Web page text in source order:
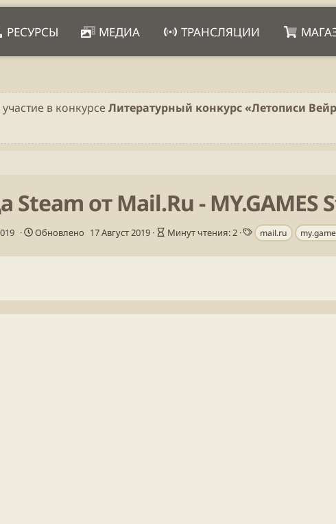
РЕСУРСЫ МЕДИА ТРАНСЛЯЦИИ
в конкурсе Литературный конкурс «Летописи
Steam от Mail.Ru - MY.GAMES
Обновлено 17 Август 2019
В
е
Минут чтения: 2
Т
е
г
mail.ru